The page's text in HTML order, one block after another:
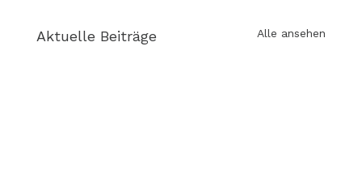
Aktuelle Beiträge Alle ansehen